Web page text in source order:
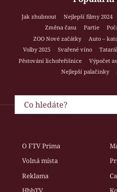
Jak zhubnout Nejlepší filmy 2024
Změna času
Partie
ZOO Nové začátky
Auto –
Volby 2025
Svařené víno
Pěstování lichořeřišnice
Výpočet
Nejlepší palačinky
O FTV Prima
Volná místa
Reklama